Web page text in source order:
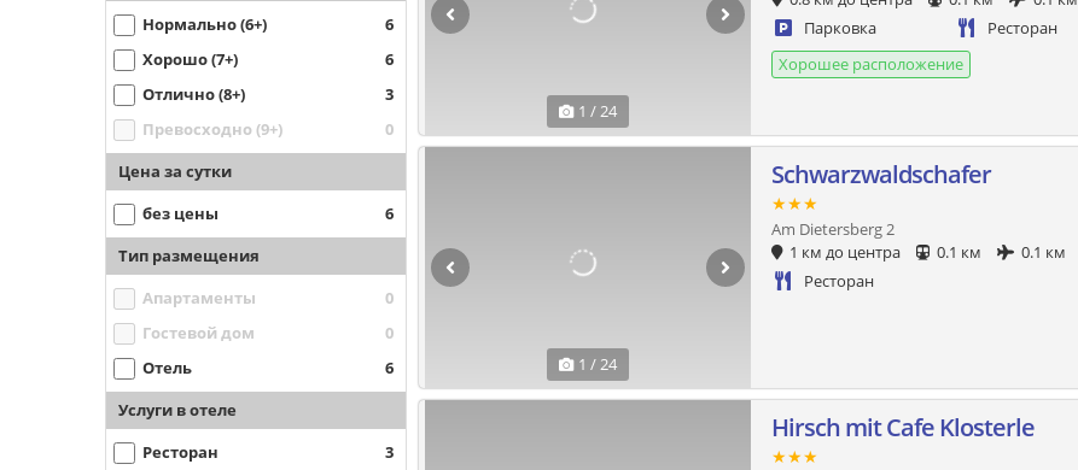
Нормально (6+)
6
Хорошо (7+)
6
Отлично (8+)
3
Превосходно (9+)
0
Цена за сутки
без цены 6
Тип размещения
Апартаменты
0
Гостевой дом
0
Отель
6
Услуги в отеле
Ресторан
3
1 / 24
Парковка
Ресторан
Хорошее расположение
1 / 24
Schwarzwaldschafer
★★★
Am Dietersberg 2
1 км до центра
0.1 км
0.1 км
Ресторан
Hirsch mit Cafe Klosterle
★★★